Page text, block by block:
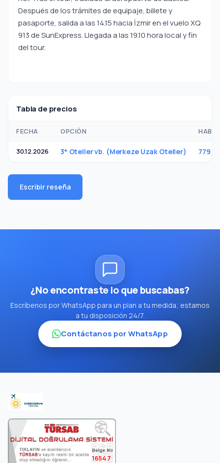
Después de los trámites de equipaje, billete y
pasaporte, salida a las 14.15 hacia İzmir en el vuelo XQ
913 de SunExpress. Llegada a las 19.10 hora local y fin
del tour.
Tabla de precios
FECHA OPCIÓN
30.12.2026 3* Oteller vb. (Merkeze Uzak Oteller) 779 €
Escribir reseña
¿No encontraste lo que buscabas?
Escríbenos por WhatsApp para un plan a tu medida; estamos
a tu disposición 24/7.
Contáctanos por WhatsApp
16547